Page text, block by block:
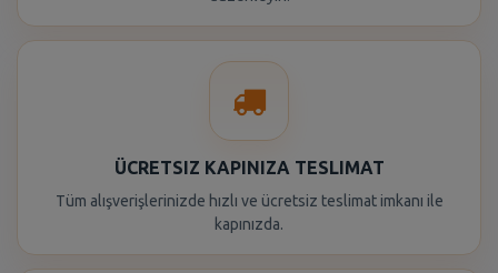
ÜCRETSIZ KAPINIZA TESLIMAT
Tüm alışverişlerinizde hızlı ve ücretsiz teslimat imkanı ile
kapınızda.